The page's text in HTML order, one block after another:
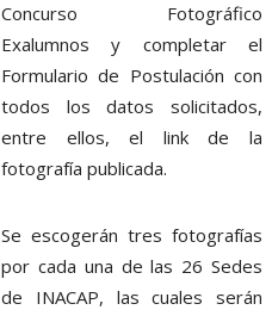
Concurso Fotográfico
Exalumnos y completar el
Formulario de Postulación con
todos los datos solicitados,
entre ellos, el link de la
fotografía publicada.
Se escogerán tres fotografías
por cada una de las 26 Sedes
de INACAP, las cuales serán